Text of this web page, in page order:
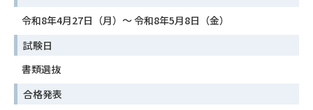
令和8年4月27日（月）〜 令和8年5月8日（金）
試験日
書類選抜
合格発表